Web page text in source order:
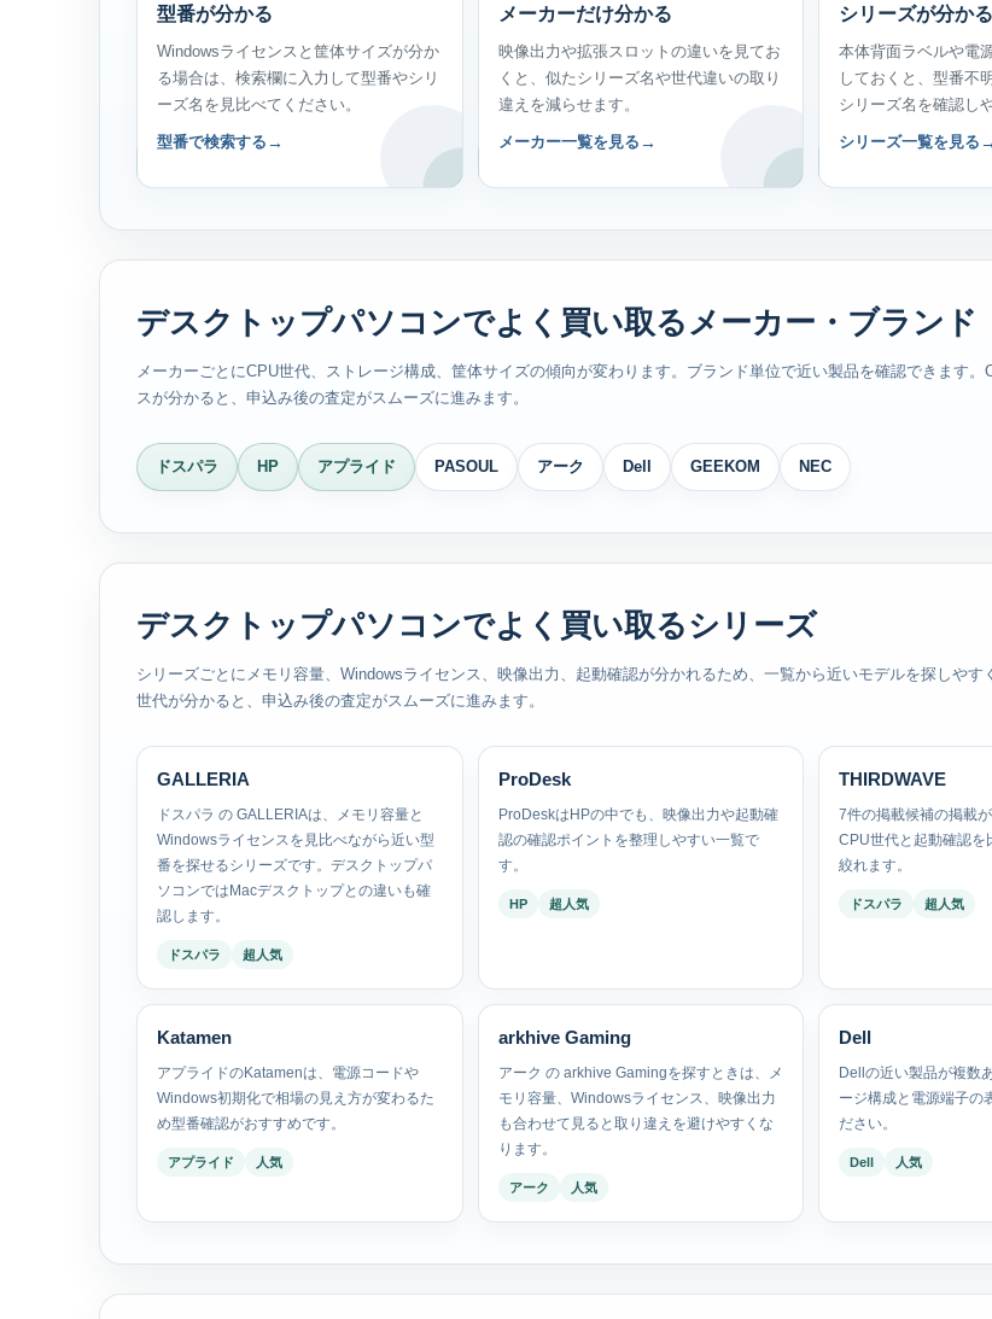
型番が分かる
Windowsライセンスと筐体サイズが分か
る場合は、検索欄に入力して型番やシリ
ーズ名を見比べてください。
型番で検索する
メーカーだけ分かる
映像出力や拡張スロットの違いを見てお
くと、似たシリーズ名や世代違いの取り
違えを減らせます。
メーカー一覧を見る
シリーズが分かる
本体背面ラベルや電
しておくと、型番不
シリーズ名を確認し
シリーズ一覧を見る
デスクトップパソコンでよく買い取るメーカー・ブランド
メーカーごとにCPU世代、ストレージ構成、筐体サイズの傾向が変わります。ブランド単位で近い製品を確認できます
スが分かると、申込み後の査定がスムーズに進みます。
ドスパラ HP アプライド PASOUL アーク Dell GEEKOM NEC
デスクトップパソコンでよく買い取るシリーズ
シリーズごとにメモリ容量、Windowsライセンス、映像出力、起動確認が分かれるため、一覧から近いモデルを探しや
世代が分かると、申込み後の査定がスムーズに進みます。
GALLERIA
ドスパラ の GALLERIAは、メモリ容量と
Windowsライセンスを見比べながら近い型
番を探せるシリーズです。デスクトップパ
ソコンではMacデスクトップとの違いも確
認します。
ドスパラ 超人気
ProDesk
ProDeskはHPの中でも、映像出力や起動確
認の確認ポイントを整理しやすい一覧で
す。
HP 超人気
THIRDWAVE
7件の掲載候補の掲載
CPU世代と起動確認を
絞れます。
ドスパラ 超人気
Katamen
アプライドのKatamenは、電源コードや
Windows初期化で相場の見え方が変わるた
め型番確認がおすすめです。
アプライド 人気
arkhive Gaming
アーク の arkhive Gamingを探すときは、メ
モリ容量、Windowsライセンス、映像出力
も合わせて見ると取り違えを避けやすくな
ります。
アーク 人気
Dell
Dellの近い製品が複数
ージ構成と電源端子の
ださい。
Dell 人気